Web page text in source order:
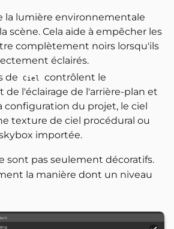
la lumière environnementale
scène. Cela aide à empêcher les
complètement noirs lorsqu'ils
éclairés.
de
Ciel
contrôlent le
l'éclairage de l'arrière-plan et
configuration du projet, le ciel
texture de ciel procédural ou
importée.
sont pas seulement décoratifs.
la manière dont un niveau